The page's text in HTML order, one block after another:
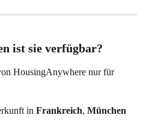
ist sie verfügbar?
HousingAnywhere nur für
in Frankreich, München